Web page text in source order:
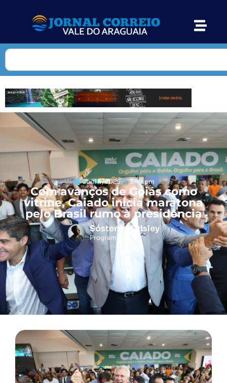
abril 4, 2025 3:49 pm
Com avanços de Goiás como
vitrine, Caiado inicia maratona
pelo Brasil rumo à presidência
Sóstenes Crisley
Programador